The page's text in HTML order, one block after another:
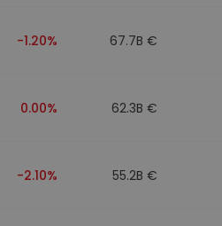
-1.20% 67.7B €
0.00% 62.3B €
-2.10% 55.2B €